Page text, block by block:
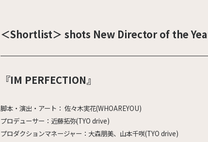
＜Shortlist＞ shots New Director of the
『IM PERFECTION』
脚本・演出・アート： 佐々木実花(WHOAREYOU)
プロデューサー：近藤拓弥(TYO drive)
プロダクションマネージャー：大森朋美、山本千咲(TYO drive)